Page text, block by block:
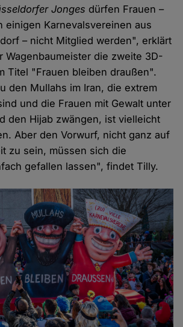
Jonges dürfen Frauen –
einigen Karnevalsvereinen aus
– nicht Mitglied werden", erklärt
Wagenbaumeister die zweite 3D-
Titel "Frauen bleiben draußen".
den Mullahs im Iran, die extrem
und die Frauen mit Gewalt unter
den Hijab zwängen, ist vielleicht
Aber den Vorwurf, nicht ganz auf
zu sein, müssen sich die
gefallen lassen", findet Tilly.